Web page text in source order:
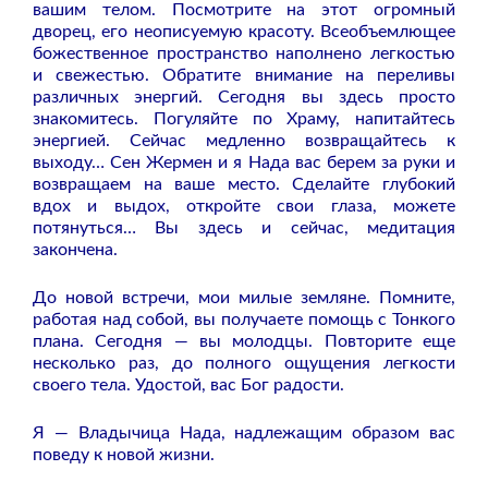
вашим телом. Посмотрите на этот огромный
дворец, его неописуемую красоту. Всеобъемлющее
божественное пространство наполнено легкостью
и свежестью. Обратите внимание на переливы
различных энергий. Сегодня вы здесь просто
знакомитесь. Погуляйте по Храму, напитайтесь
энергией. Сейчас медленно возвращайтесь к
выходу… Сен Жермен и я Нада вас берем за руки и
возвращаем на ваше место. Сделайте глубокий
вдох и выдох, откройте свои глаза, можете
потянуться… Вы здесь и сейчас, медитация
закончена.
До новой встречи, мои милые земляне. Помните,
работая над собой, вы получаете помощь с Тонкого
плана. Сегодня — вы молодцы. Повторите еще
несколько раз, до полного ощущения легкости
своего тела. Удостой, вас Бог радости.
Я — Владычица Нада, надлежащим образом вас
поведу к новой жизни.